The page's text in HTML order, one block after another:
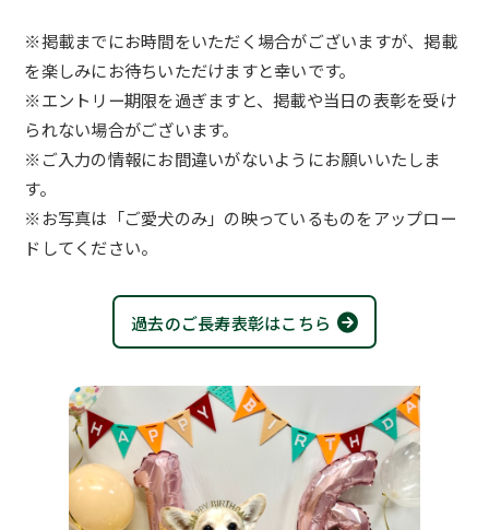
※掲載までにお時間をいただく場合がございますが、掲載
を楽しみにお待ちいただけますと幸いです。
※エントリー期限を過ぎますと、掲載や当日の表彰を受け
られない場合がございます。
※ご入力の情報にお間違いがないようにお願いいたしま
す。
※お写真は「ご愛犬のみ」の映っているものをアップロー
ドしてください。
過去のご長寿表彰はこちら